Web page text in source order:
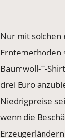
Nur mit solchen
Erntemethoden
Baumwoll-T-
drei Euro
Niedrigpreise
wenn die